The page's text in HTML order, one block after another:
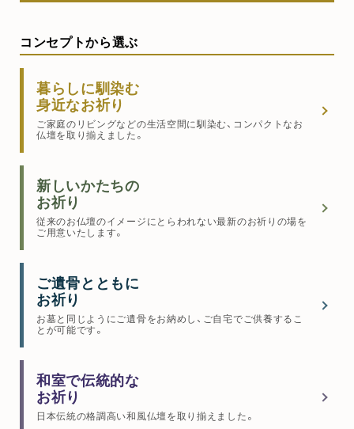
コンセプトから選ぶ
暮らしに馴染む
身近なお祈り
ご家庭のリビングなどの生活空間に馴染む、コンパクトなお
仏壇を取り揃えました。
新しいかたちの
お祈り
従来のお仏壇のイメージにとらわれない最新のお祈りの場を
ご用意いたします。
ご遺骨とともに
お祈り
お墓と同じようにご遺骨をお納めし、ご自宅でご供養するこ
とが可能です。
和室で伝統的な
お祈り
日本伝統の格調高い和風仏壇を取り揃えました。